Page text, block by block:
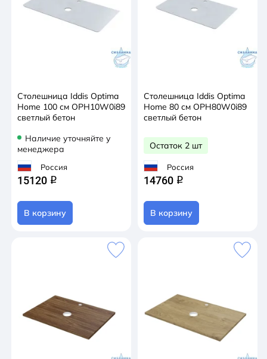
Столешница Iddis Optima
Home 100 см OPH10W0i89
cветлый бетон
Наличие уточняйте у
менеджера
Россия
15120 q
В корзину
Столешница Iddis Optima
Home 80 см OPH80W0i89
cветлый бетон
Остаток 2 шт
Россия
14760 q
В корзину